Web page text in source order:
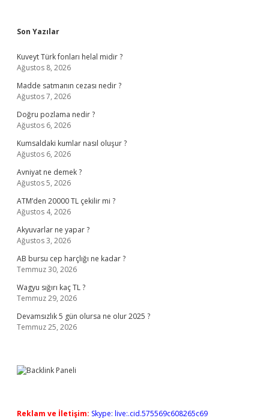
Sidebar
Son Yazılar
Kuveyt Türk fonları helal midir ?
Ağustos 8, 2026
Madde satmanın cezası nedir ?
Ağustos 7, 2026
Doğru pozlama nedir ?
Ağustos 6, 2026
Kumsaldaki kumlar nasıl oluşur ?
Ağustos 6, 2026
Avniyat ne demek ?
Ağustos 5, 2026
ATM’den 20000 TL çekilir mi ?
Ağustos 4, 2026
Akyuvarlar ne yapar ?
Ağustos 3, 2026
AB bursu cep harçlığı ne kadar ?
Temmuz 30, 2026
Wagyu sığırı kaç TL ?
Temmuz 29, 2026
Devamsızlık 5 gün olursa ne olur 2025 ?
Temmuz 25, 2026
Reklam ve İletişim: Skype: live:.cid.575569c608265c69